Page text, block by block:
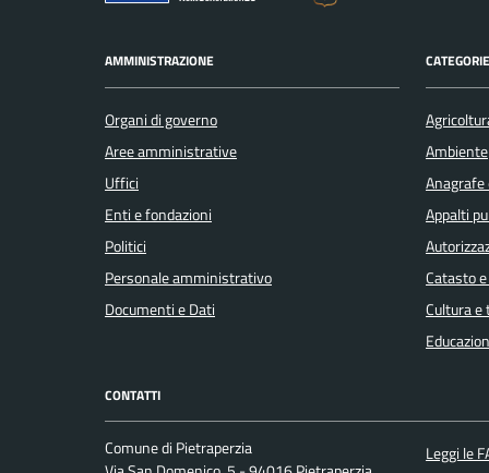
AMMINISTRAZIONE
Organi di governo
Aree amministrative
Uffici
Enti e fondazioni
Politici
Personale amministrativo
Documenti e Dati
Ambiente
Appalti
Catasto
Cultura e
CONTATTI
Comune di Pietraperzia
Leggi le